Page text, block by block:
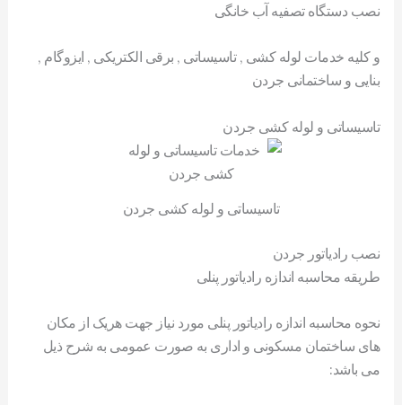
نصب دستگاه تصفیه آب خانگی
و کلیه خدمات لوله کشی , تاسیساتی , برقی الکتریکی , ایزوگام ,
بنایی و ساختمانی جردن
تاسیساتی و لوله کشی جردن
تاسیساتی و لوله کشی جردن
نصب رادیاتور جردن
طریقه محاسبه اندازه رادیاتور پنلی
نحوه محاسبه اندازه رادیاتور پنلی مورد نیاز جهت هریک از مکان
های ساختمان مسکونی و اداری به صورت عمومی به شرح ذیل
می باشد: